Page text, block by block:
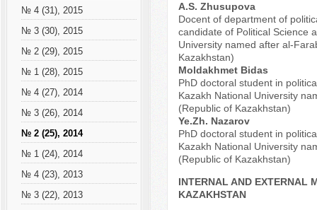
№ 4 (31), 2015
№ 3 (30), 2015
№ 2 (29), 2015
№ 1 (28), 2015
№ 4 (27), 2014
№ 3 (26), 2014
№ 2 (25), 2014
№ 1 (24), 2014
№ 4 (23), 2013
№ 3 (22), 2013
A.S. Zhusupova
Docent of department of
candidate of Political Science
University named after al-
Kazakhstan)
Moldakhmet Bidas
PhD doctoral student in
Kazakh National University
(Republic of Kazakhstan)
Ye.Zh. Nazarov
PhD doctoral student in
Kazakh National University
(Republic of Kazakhstan)
INTERNAL AND EXTERNAL
KAZAKHSTAN